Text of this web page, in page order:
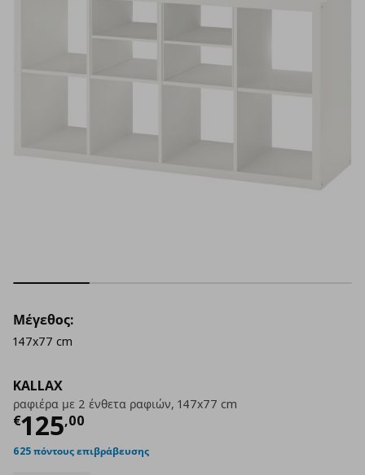
KALLAX
ραφιέρα με 2 ένθετα ραφιών, 147x77 cm
€125,00
Τρέχουσα τιμή
625 πόντους επιβράβευσης
Μέγεθος:
147x77 cm